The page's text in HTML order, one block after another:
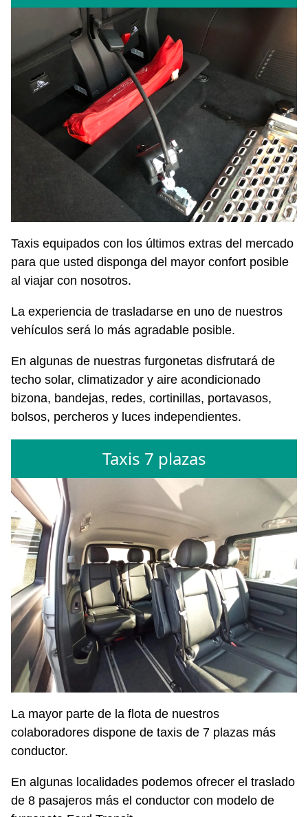
Taxis equipados con los últimos extras del mercado
para que usted disponga del mayor confort posible
al viajar con nosotros.
La experiencia de trasladarse en uno de nuestros
vehículos será lo más agradable posible.
En algunas de nuestras furgonetas disfrutará de
techo solar, climatizador y aire acondicionado
bizona, bandejas, redes, cortinillas, portavasos,
bolsos, percheros y luces independientes.
Taxis 7 plazas
La mayor parte de la flota de nuestros
colaboradores dispone de taxis de 7 plazas más
conductor.
En algunas localidades podemos ofrecer el traslado
de 8 pasajeros más el conductor con modelo de